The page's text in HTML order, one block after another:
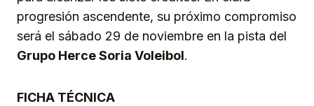
progresión ascendente, su próximo compromiso
será el sábado 29 de noviembre en la pista del
Grupo Herce Soria Voleibol.
FICHA TÉCNICA